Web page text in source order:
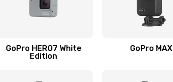
GoPro HERO7 White
Edition
GoPro MAX